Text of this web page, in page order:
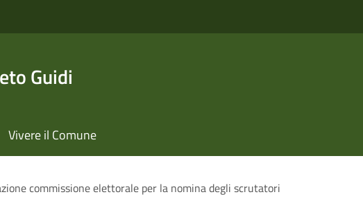
Guidi
Vivere il Comune
commissione elettorale per la nomina degli scrutatori